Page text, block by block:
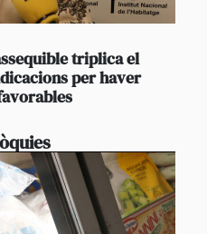
triplica el
per haver